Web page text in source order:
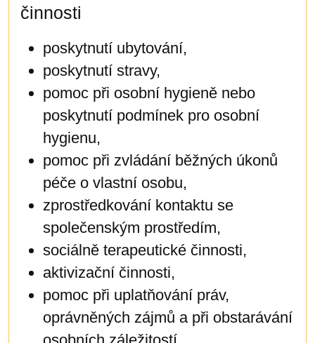
činnosti
poskytnutí ubytování,
poskytnutí stravy,
pomoc při osobní hygieně nebo
poskytnutí podmínek pro osobní
hygienu,
pomoc při zvládání běžných úkonů
péče o vlastní osobu,
zprostředkování kontaktu se
společenským prostředím,
sociálně terapeutické činnosti,
aktivizační činnosti,
pomoc při uplatňování práv,
oprávněných zájmů a při obstarávání